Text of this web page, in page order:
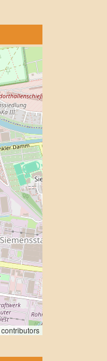
contributors